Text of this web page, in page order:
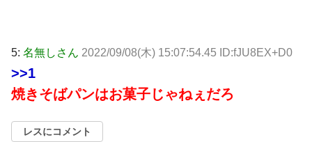
5: 名無しさん 2022/09/08(木) 15:07:54.45 ID:fJU8EX+D0
>>1
焼きそばパンはお菓子じゃねぇだろ
レスにコメント